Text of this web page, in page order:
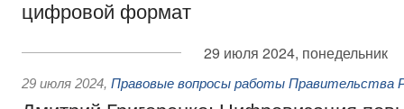
цифровой формат
29 июля 2024, понедельник
29 июля 2024, Правовые вопросы работы Правительства